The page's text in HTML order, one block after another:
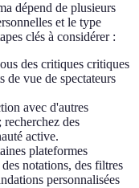
dépend de plusieurs
et le type
clés à considérer :
des critiques critiques
de vue de spectateurs
avec d'autres
des
active.
plateformes
notations, des filtres
personnalisées